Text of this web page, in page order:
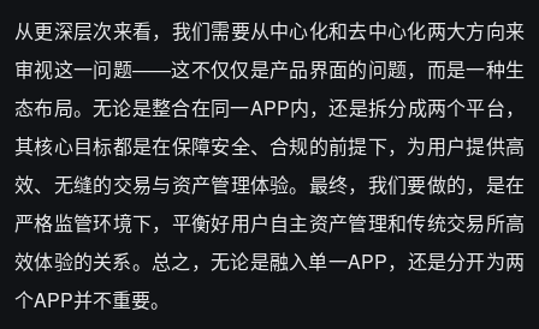
从更深层次来看，我们需要从中心化和去中心化两大方向来
审视这一问题——这不仅仅是产品界面的问题，而是一种生
态布局。无论是整合在同一APP内，还是拆分成两个平台，
其核心目标都是在保障安全、合规的前提下，为用户提供高
效、无缝的交易与资产管理体验。最终，我们要做的，是在
严格监管环境下，平衡好用户自主资产管理和传统交易所高
效体验的关系。总之，无论是融入单一APP，还是分开为两
个APP并不重要。